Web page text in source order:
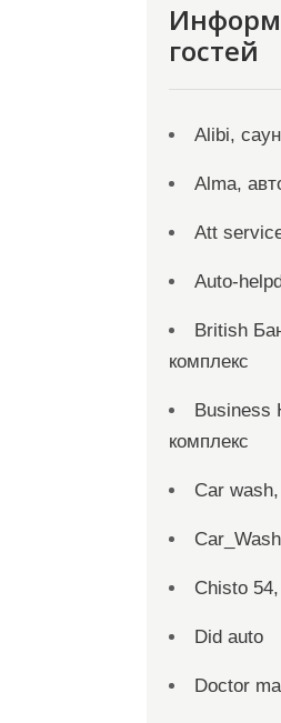
гостей
Alibi,
Alma,
Att
Auto-
British
комплекс
Business
комплекс
Car
Chisto
Did auto
Doctor